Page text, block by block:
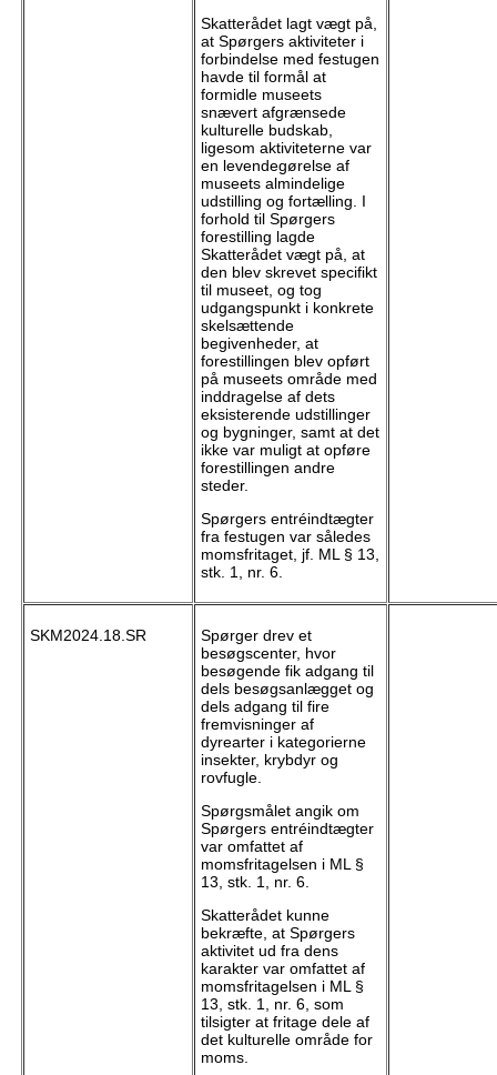
Skatterådet lagt vægt på,
at Spørgers aktiviteter i
forbindelse med festugen
havde til formål at
formidle museets
snævert afgrænsede
kulturelle budskab,
ligesom aktiviteterne var
en levendegørelse af
museets almindelige
udstilling og fortælling. I
forhold til Spørgers
forestilling lagde
Skatterådet vægt på, at
den blev skrevet specifikt
til museet, og tog
udgangspunkt i konkrete
skelsættende
begivenheder, at
forestillingen blev opført
på museets område med
inddragelse af dets
eksisterende udstillinger
og bygninger, samt at det
ikke var muligt at opføre
forestillingen andre
steder.
Spørgers entréindtægter
fra festugen var således
momsfritaget, jf. ML § 13,
stk. 1, nr. 6.
SKM2024.18.SR
Spørger drev et
besøgscenter, hvor
besøgende fik adgang til
dels besøgsanlægget og
dels adgang til fire
fremvisninger af
dyrearter i kategorierne
insekter, krybdyr og
rovfugle.
Spørgsmålet angik om
Spørgers entréindtægter
var omfattet af
momsfritagelsen i ML §
13, stk. 1, nr. 6.
Skatterådet kunne
bekræfte, at Spørgers
aktivitet ud fra dens
karakter var omfattet af
momsfritagelsen i ML §
13, stk. 1, nr. 6, som
tilsigter at fritage dele af
det kulturelle område for
moms.